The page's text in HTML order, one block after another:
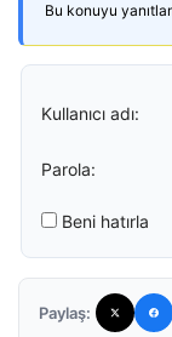
Bu konuyu
Kullanıcı adı:
Parola:
Beni hatırla
Paylaş: